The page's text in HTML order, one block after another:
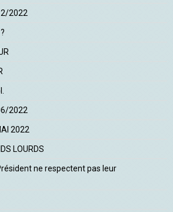
2022
2022
2022
LOURDS
ne respectent pas leur